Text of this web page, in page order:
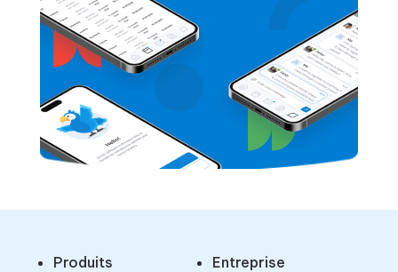
Produits Entreprise